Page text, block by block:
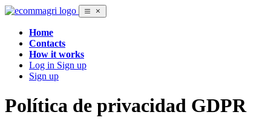
Home
Contacts
How it works
Log in Sign up
Sign up
Política de privacidad GDPR